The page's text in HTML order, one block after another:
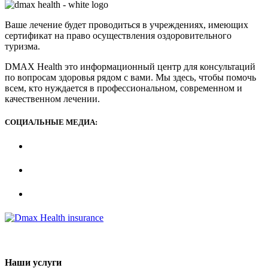
Ваше лечение будет проводиться в учреждениях, имеющих
сертификат на право осуществления оздоровительного
туризма.
DMAX Health это информационный центр для консультаций
по вопросам здоровья рядом с вами. Мы здесь, чтобы помочь
всем, кто нуждается в профессиональном, современном и
качественном лечении.
СОЦИАЛЬНЫЕ МЕДИА:
Наши услуги